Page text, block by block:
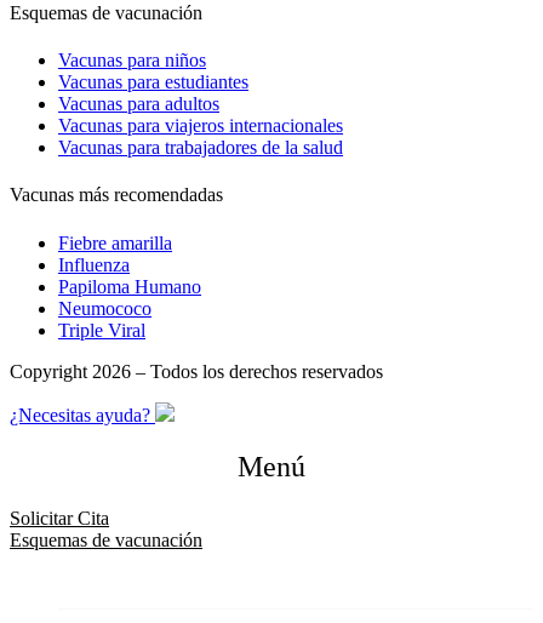
Esquemas de vacunación
Vacunas para niños
Vacunas para estudiantes
Vacunas para adultos
Vacunas para viajeros internacionales
Vacunas para trabajadores de la salud
Vacunas más recomendadas
Fiebre amarilla
Influenza
Papiloma Humano
Neumococo
Triple Viral
Copyright 2026 – Todos los derechos reservados
¿Necesitas ayuda?
Menú
Solicitar Cita
Esquemas de vacunación